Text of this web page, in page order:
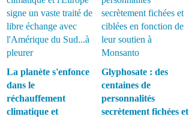
La planète s'enfonce
dans le
réchauffement
climatique et
Glyphosate : des
centaines de
personnalités
secrètement fichées et